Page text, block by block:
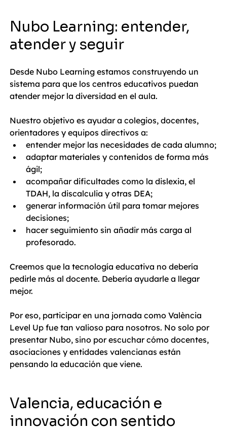
Nubo Learning: entender,
atender y seguir
Desde Nubo Learning estamos construyendo un
sistema para que los centros educativos puedan
atender mejor la diversidad en el aula.
Nuestro objetivo es ayudar a colegios, docentes,
orientadores y equipos directivos a:
entender mejor las necesidades de cada alumno;
adaptar materiales y contenidos de forma más
ágil;
acompañar dificultades como la dislexia, el
TDAH, la discalculia y otras DEA;
generar información útil para tomar mejores
decisiones;
hacer seguimiento sin añadir más carga al
profesorado.
Creemos que la tecnología educativa no debería
pedirle más al docente. Debería ayudarle a llegar
mejor.
Por eso, participar en una jornada como València
Level Up fue tan valioso para nosotros. No solo por
presentar Nubo, sino por escuchar cómo docentes,
asociaciones y entidades valencianas están
pensando la educación que viene.
Valencia, educación e
innovación con sentido